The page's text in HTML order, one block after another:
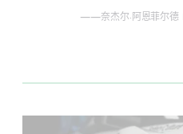
——奈杰尔·阿恩菲尔德